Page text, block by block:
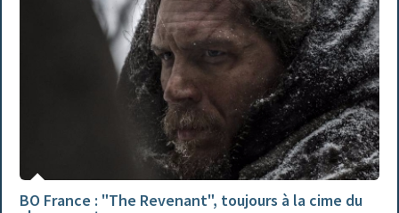
BO France : "The Revenant", toujours à la cime du